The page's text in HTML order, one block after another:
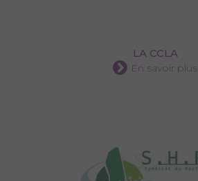
LA CCLA
En savoir plus